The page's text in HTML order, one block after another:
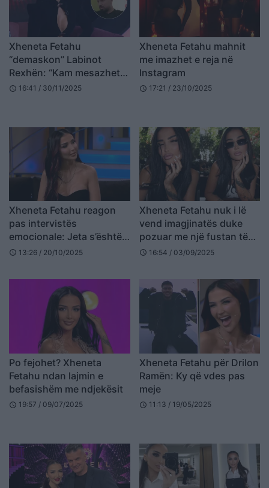
Xheneta Fetahu
“demaskon” Labinot
Rexhën: “Kam mesazhet,
kërkoi këshilla si të luante
schedule 16:41 / 30/11/2025
Xheneta Fetahu mahnit
me imazhet e reja në
Instagram
schedule 17:21 / 23/10/2025
Xheneta Fetahu reagon
pas intervistës
emocionale: Jeta s’është
gjithmonë e lehtë!
schedule 13:26 / 20/10/2025
Xheneta Fetahu nuk i lë
vend imagjinatës duke
pozuar me një fustan të
ngushtë me detaje
schedule 16:54 / 03/09/2025
Po fejohet? Xheneta
Fetahu ndan lajmin e
befasishëm me ndjekësit
schedule 19:57 / 09/07/2025
Xheneta Fetahu për Drilon
Ramën: Ky që vdes pas
meje
schedule 11:13 / 19/05/2025